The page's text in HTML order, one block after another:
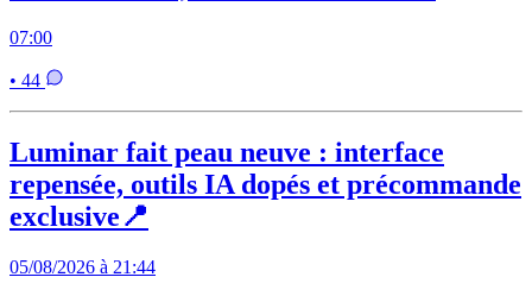
07:00
• 44
Luminar fait peau neuve : interface
repensée, outils IA dopés et précommande
exclusive📍
05/08/2026 à 21:44